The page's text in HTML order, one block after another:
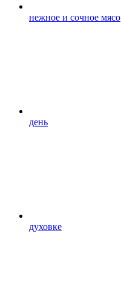
нежное и сочное мясо
день
духовке